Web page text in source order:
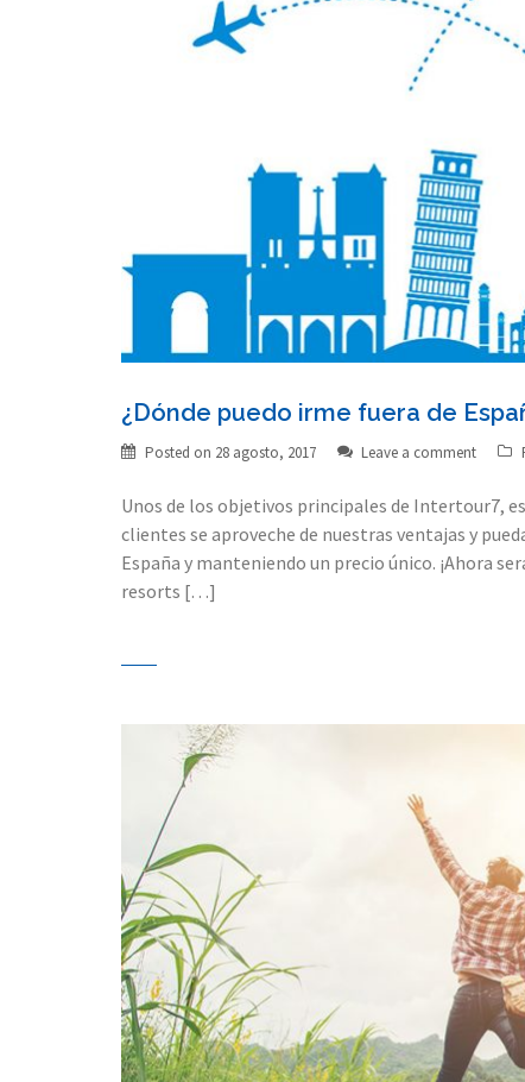
¿Dónde puedo irme fuera de
Posted on 28 agosto, 2017 Leave a comment
Unos de los objetivos principales de Intertour7,
clientes se aproveche de nuestras ventajas y
España y manteniendo un precio único. ¡Ahora
resorts […]